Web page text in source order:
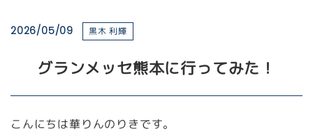
2026/05/09 黒木 利輝
グランメッセ熊本に行ってみた！
こんにちは華りんのりきです。